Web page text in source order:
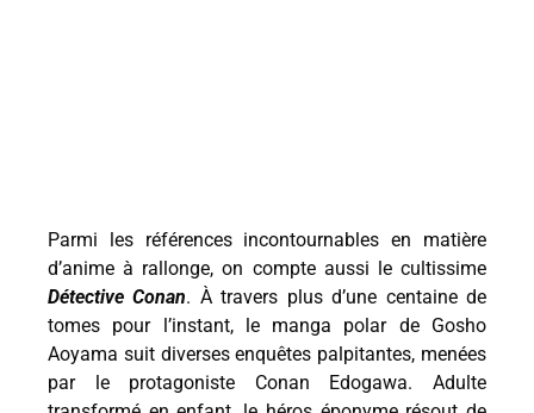
Parmi les références incontournables en matière
d’anime à rallonge, on compte aussi le cultissime
Détective Conan. À travers plus d’une centaine de
tomes pour l’instant, le manga polar de Gosho
Aoyama suit diverses enquêtes palpitantes, menées
par le protagoniste Conan Edogawa. Adulte